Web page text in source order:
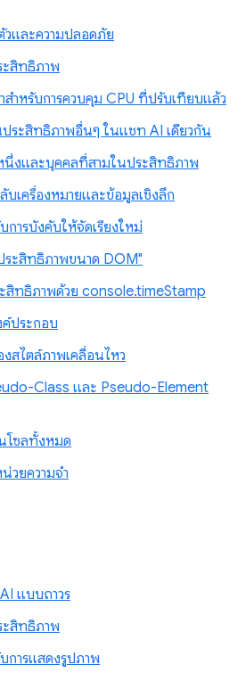
และความปลอดภัย
ะสิทธิภาพ
ำหรับการควบคุม CPU ที่ปรับเทียบแล้ว
ประสิทธิภาพอื่นๆ ในแชท AI เดียวกัน
นึ่งและบุคคลที่สามในประสิทธิภาพ
เครื่องหมายและข้อมูลเชิงลึก
การบังคับให้จัดเรียงใหม่
ระสิทธิภาพขนาด DOM"
สิทธิภาพด้วย console.timeStamp
ประกอบ
สไตล์ภาพเคลื่อนไหว
Class และ Pseudo-Element
โซลทั้งหมด
วยความจำ
แบบถาวร
ะสิทธิภาพ
การแสดงรูปภาพ